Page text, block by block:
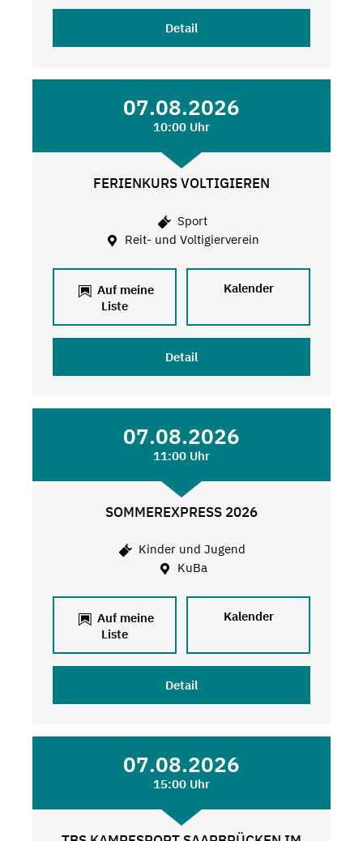
Detail
07.08.2026
10:00 Uhr
FERIENKURS VOLTIGIEREN
Sport
Reit- und Voltigierverein
Auf meine
Liste
Kalender
Detail
07.08.2026
11:00 Uhr
SOMMEREXPRESS 2026
Kinder und Jugend
KuBa
Auf meine
Liste
Kalender
Detail
07.08.2026
15:00 Uhr